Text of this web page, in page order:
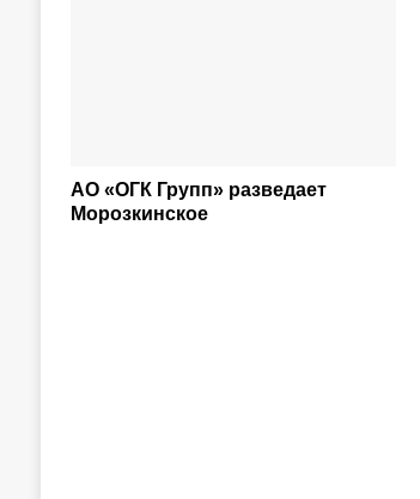
АО «ОГК Групп» разведает
Морозкинское